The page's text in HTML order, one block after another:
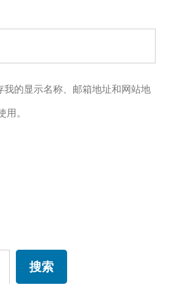
我的显示名称、邮箱地址和网站地
。
搜索